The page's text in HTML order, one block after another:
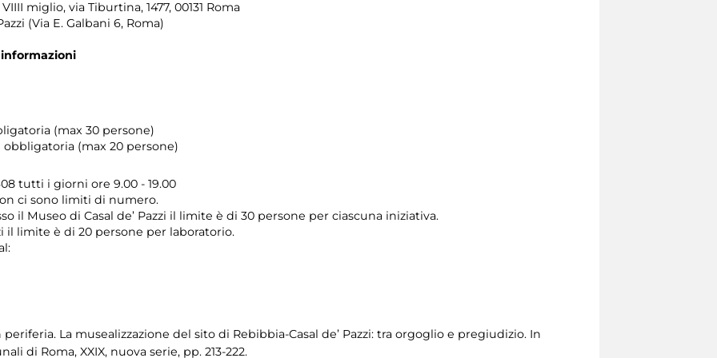
miglio, via Tiburtina, 1477, 00131 Roma
(Via E. Galbani 6, Roma)
(max 30 persone)
(max 20 persone)
tutti i giorni ore 9.00 - 19.00
ci sono limiti di numero.
il Museo di Casal de’ Pazzi il limite è di 30 persone per ciascuna iniziativa.
il limite è di 20 persone per laboratorio.
periferia. La musealizzazione del sito di Rebibbia-Casal de’ Pazzi: tra orgoglio e pregiudizio. In
di Roma, XXIX, nuova serie, pp. 213-222.